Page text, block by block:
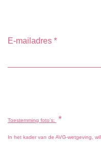
E-mailadres *
Toestemming foto's: *
In het kader van de AVG-wetgeving,